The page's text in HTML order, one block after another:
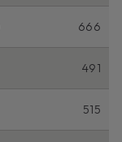
666
491
515